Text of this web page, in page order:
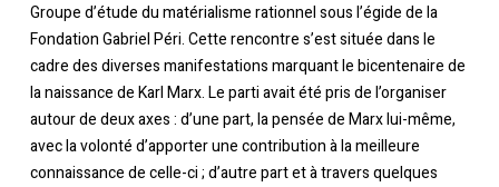
Groupe d’étude du matérialisme rationnel sous l’égide de la
Fondation Gabriel Péri. Cette rencontre s’est située dans le
cadre des diverses manifestations marquant le bicentenaire de
la naissance de Karl Marx. Le parti avait été pris de l’organiser
autour de deux axes : d’une part, la pensée de Marx lui-même,
avec la volonté d’apporter une contribution à la meilleure
connaissance de celle-ci ; d’autre part et à travers quelques